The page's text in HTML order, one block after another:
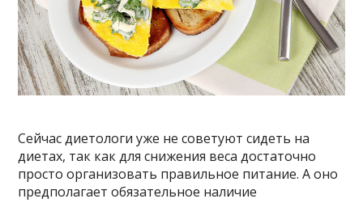
Сейчас диетологи уже не советуют сидеть на
диетах, так как для снижения веса достаточно
просто организовать правильное питание. А оно
предполагает обязательное наличие